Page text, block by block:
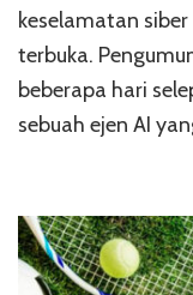
keselamatan
terbuka.
beberapa hari
sebuah ejen AI